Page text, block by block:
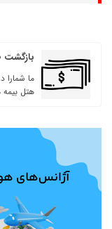
بازگشت ۱۰۰ درصد پول
ما شمارا
هتل بیمه